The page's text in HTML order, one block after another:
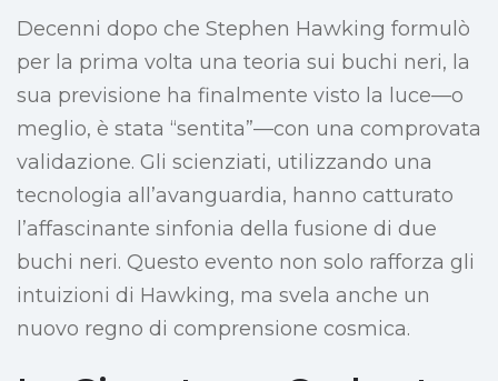
Decenni dopo che Stephen Hawking formulò
per la prima volta una teoria sui buchi neri, la
sua previsione ha finalmente visto la luce—o
meglio, è stata “sentita”—con una comprovata
validazione. Gli scienziati, utilizzando una
tecnologia all’avanguardia, hanno catturato
l’affascinante sinfonia della fusione di due
buchi neri. Questo evento non solo rafforza gli
intuizioni di Hawking, ma svela anche un
nuovo regno di comprensione cosmica.